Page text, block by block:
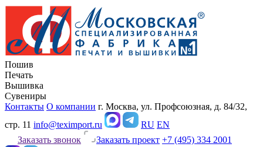
Пошив
Печать
Вышивка
Сувениры
Контакты О компании г. Москва, ул. Профсоюзная, д. 84/32,
стр. 11 info@teximport.ru RU EN
Заказать звонок
Заказать проект +7 (495) 334 2001